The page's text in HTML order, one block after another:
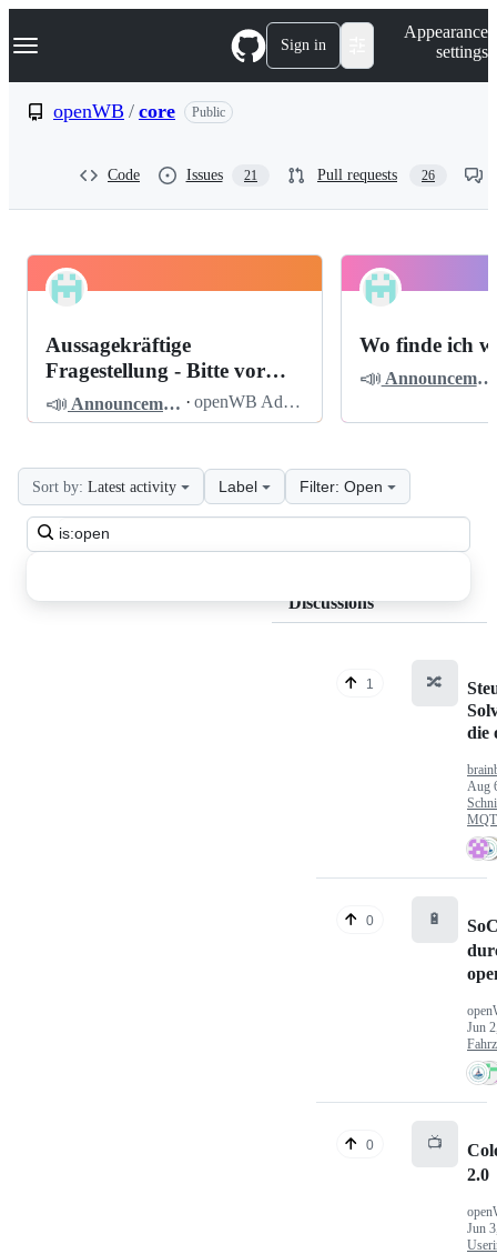
k
p
Navigation Menu Sign in
Appearance
settings
openWB / core Public
Code Issues 21 Pull requests 26
openWB
Discussions
Pinned
Aussagekräftige
Fragestellung - Bitte vor
dem Posten lesen
📣 Announcements · openWB Admin
Wo finde ich
📣 Announcements
Search
all
Sort by: Latest activity Label Filter: Open
Discussions
1 🔀
die
Aug
0 🔋
Jun
0 📺
2.0
Jun